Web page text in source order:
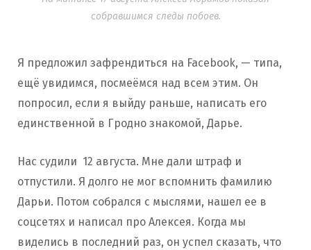
собравшимся следы побоев.
Я предложил зафрендиться на Facebook, — типа,
ещё увидимся, посмеёмся над всем этим. Он
попросил, если я выйду раньше, написать его
единственной в Гродно знакомой, Дарье.
Нас судили 12 августа. Мне дали штраф и
отпустили. Я долго не мог вспомнить фамилию
Дарьи. Потом собрался с мыслями, нашел ее в
соцсетях и написал про Алексея. Когда мы
виделись в последний раз, он успел сказать, что